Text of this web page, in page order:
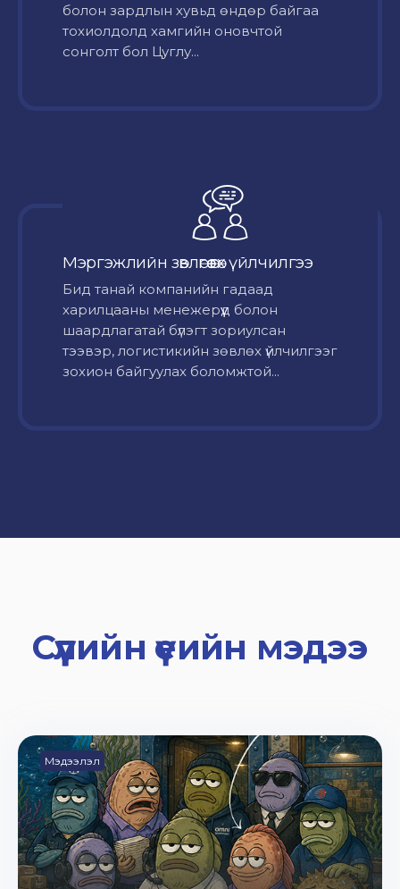
болон зардлын хувьд өндөр байгаа
тохиолдолд хамгийн оновчтой
сонголт бол Цуглу...
Мэргэжлийн зөвлөгөө өгөх үйлчилгээ
Бид танай компанийн гадаад
харилцааны менежерүүд болон
шаардлагатай бүлэгт зориулсан
тээвэр, логистикийн зөвлөх үйлчилгээг
зохион байгуулах боломжтой...
Сүүлийн үеийн мэдээ
Мэдээлэл